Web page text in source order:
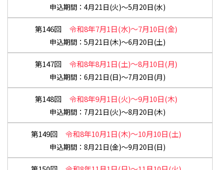
4月21日(火)～5月20日(水)
第146回 令和8年7月1日(水)～7月10日(金)
5月21日(木)～6月20日(土)
第147回 令和8年8月1日(土)～8月10日(月)
6月21日(日)～7月20日(月)
第148回 令和8年9月1日(火)～9月10日(木)
7月21日(火)～8月20日(木)
第149回 令和8年10月1日(木)～10月10日(土)
8月21日(金)～9月20日(日)